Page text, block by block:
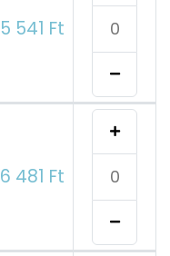
5 541 Ft
6 481 Ft